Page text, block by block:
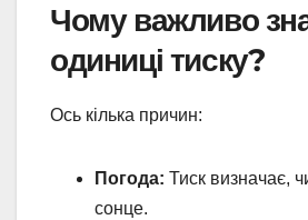
Чому важливо
одиниці тиску?
Ось кілька причин:
Погода: Тиск визначає,
сонце.